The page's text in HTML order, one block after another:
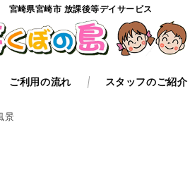
宮崎県宮崎市 放課後等デイサービス
ご利用の流れ スタッフのご紹介
景